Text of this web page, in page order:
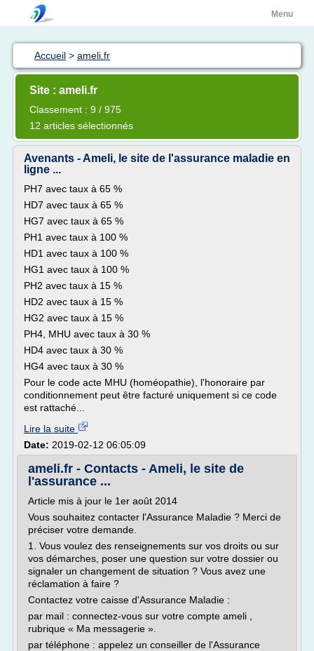
Menu
Accueil > ameli.fr
Site : ameli.fr
Classement : 9 / 975
12 articles sélectionnés
Avenants - Ameli, le site de l'assurance maladie en
ligne ...
PH7 avec taux à 65 %
HD7 avec taux à 65 %
HG7 avec taux à 65 %
PH1 avec taux à 100 %
HD1 avec taux à 100 %
HG1 avec taux à 100 %
PH2 avec taux à 15 %
HD2 avec taux à 15 %
HG2 avec taux à 15 %
PH4, MHU avec taux à 30 %
HD4 avec taux à 30 %
HG4 avec taux à 30 %
Pour le code acte MHU (homéopathie), l'honoraire par
conditionnement peut être facturé uniquement si ce code
est rattaché...
Lire la suite
Date: 2019-02-12 06:05:09
ameli.fr - Contacts - Ameli, le site de
l'assurance ...
Article mis à jour le 1er août 2014
Vous souhaitez contacter l'Assurance Maladie ? Merci de
préciser votre demande.
1. Vous voulez des renseignements sur vos droits ou sur
vos démarches, poser une question sur votre dossier ou
signaler un changement de situation ? Vous avez une
réclamation à faire ?
Contactez votre caisse d'Assurance Maladie :
par mail : connectez-vous sur votre compte ameli ,
rubrique « Ma messagerie ».
par téléphone : appelez un conseiller de l'Assurance